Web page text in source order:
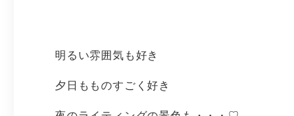
明るい雰囲気も好き
夕日もものすごく好き